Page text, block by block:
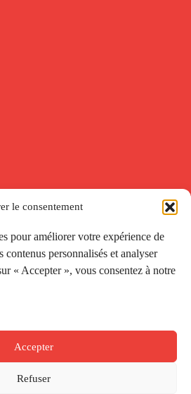
le consentement
pour améliorer votre expérience de
personnalisés et analyser
« Accepter », vous consentez à notre
Accepter
Refuser
Courrier